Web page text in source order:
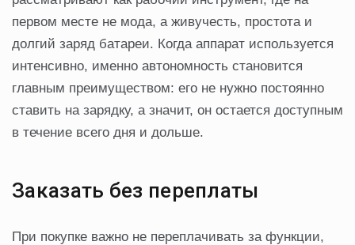
первом месте не мода, а живучесть, простота и
долгий заряд батареи. Когда аппарат используется
интенсивно, именно автономность становится
главным преимуществом: его не нужно постоянно
ставить на зарядку, а значит, он остается доступным
в течение всего дня и дольше.
Заказать без переплаты
При покупке важно не переплачивать за функции,